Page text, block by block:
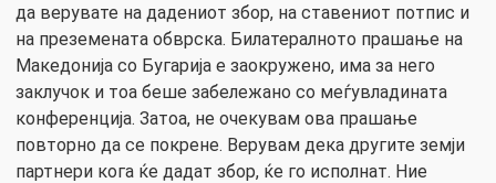
да верувате на дадениот збор, на ставениот потпис и
на преземената обврска. Билатералното прашање на
Македонија со Бугарија е заокружено, има за него
заклучок и тоа беше забележано со меѓувладината
конференција. Затоа, не очекувам ова прашање
повторно да се покрене. Верувам дека другите земји
партнери кога ќе дадат збор, ќе го исполнат. Ние